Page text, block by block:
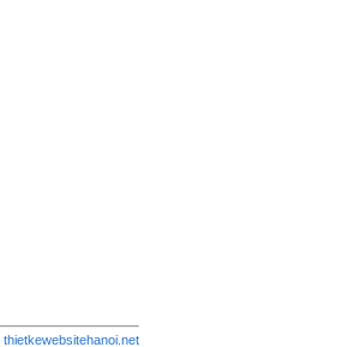
thietkewebsitehanoi.net